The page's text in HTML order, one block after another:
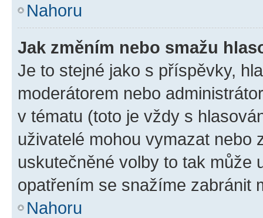
Nahoru
Jak změním nebo smažu
Je to stejné jako s příspěvky,
moderátorem nebo
v tématu (toto je vždy s
uživatelé mohou vymazat nebo
uskutečněné volby to tak může
opatřením se snažíme zabránit
Nahoru